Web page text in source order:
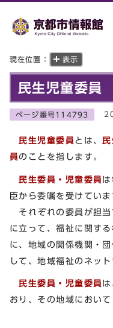
現在位置： 表示
民生児童委員
ページ番号114793
民生児童委員 とは、
員 のことを指します。
民生委員・児童委員
臣から委嘱を受けていま
それぞれの委員が担当
に立って、福祉に関す
に、地域の関係機関・
して、地域福祉のネッ
民生委員・児童委員
おり、その地域において